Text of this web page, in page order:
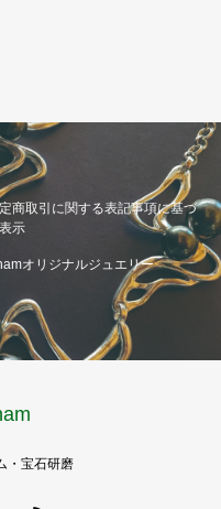
商取引に関する表記事項に基づ
示
オリジナルジュエリー
・宝石研磨